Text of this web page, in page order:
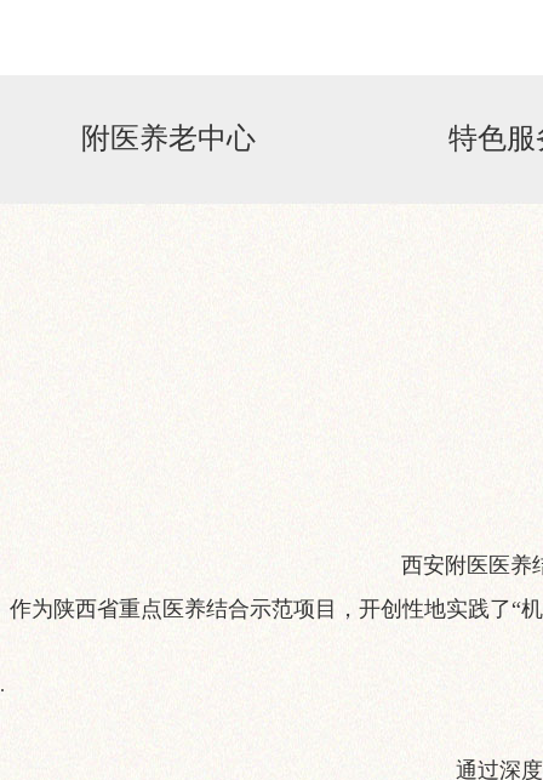
附医养老中心 特色服
西安附医医养
作为陕西省重点医养结合示范项目，开创性地实践了“
.
通过深